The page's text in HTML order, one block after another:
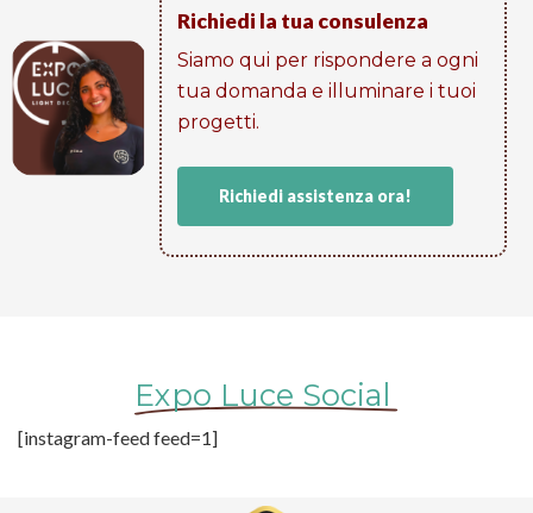
Richiedi la tua consulenza
Siamo qui per rispondere a ogni
tua domanda e illuminare i tuoi
progetti​.
Richiedi assistenza ora!
Expo Luce Social
[instagram-feed feed=1]